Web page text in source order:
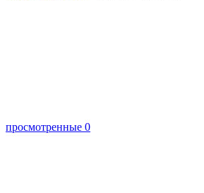
просмотренные 0